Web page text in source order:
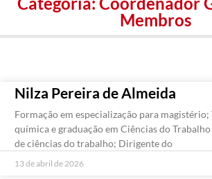
Membros
Nilza Pereira de Almeida
Formação em especialização para magistério;
química e graduação em Ciências do
de ciências do trabalho; Dirigente do
13 de abril de 2026